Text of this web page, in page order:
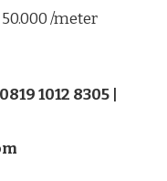
/meter
1012 8305 |